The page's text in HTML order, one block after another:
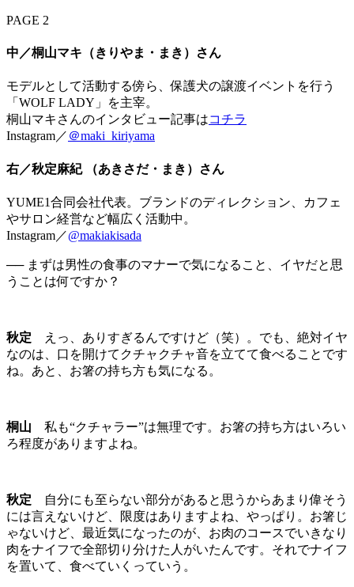
PAGE 2
中／桐山マキ（きりやま・まき）さん
モデルとして活動する傍ら、保護犬の譲渡イベントを行う
「WOLF LADY」を主宰。
桐山マキさんのインタビュー記事はコチラ
Instagram／ ＠maki_kiriyama
右／秋定麻紀 （あきさだ・まき）さん
YUME1合同会社代表。ブランドのディレクション、カフェ
やサロン経営など幅広く活動中。
Instagram／@makiakisada
── まずは男性の食事のマナーで気になること、イヤだと思
うことは何ですか？
秋定
えっ、ありすぎるんですけど（笑）。でも、絶対イヤ
なのは、口を開けてクチャクチャ音を立てて食べることです
ね。あと、お箸の持ち方も気になる。
桐山 私も“クチャラー”は無理です。お箸の持ち方はいろい
ろ程度がありますよね。
秋定
自分にも至らない部分があると思うからあまり偉そう
には言えないけど、限度はありますよね、やっぱり。お箸じ
ゃないけど、最近気になったのが、お肉のコースでいきなり
肉をナイフで全部切り分けた人がいたんです。それでナイフ
を置いて、食べていくっていう。